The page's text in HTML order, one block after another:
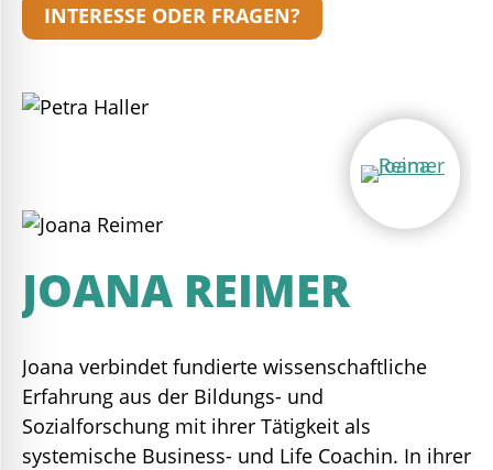
INTERESSE ODER FRAGEN?
JOANA REIMER
Joana verbindet fundierte wissenschaftliche
Erfahrung aus der Bildungs- und
Sozialforschung mit ihrer Tätigkeit als
systemische Business- und Life Coachin. In ihrer